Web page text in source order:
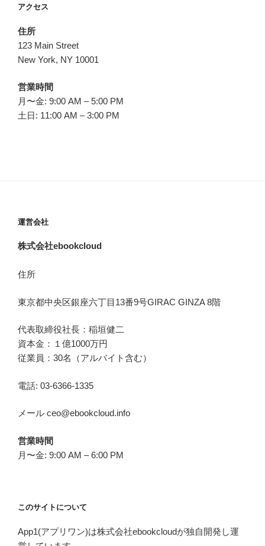
アクセス
住所
123 Main Street
New York, NY 10001
営業時間
月〜金: 9:00 AM – 5:00 PM
土日: 11:00 AM – 3:00 PM
運営会社
株式会社ebookcloud
住所
東京都中央区銀座六丁目 13番9号GIRAC GINZA 8階
代表取締役社長：稲垣健二
資本金：１億1000万円
従業員：30名（アルバイト含む）
電話: 03-6366-1335
メール ceo@ebookcloud.info
営業時間
月〜金: 9:00 AM – 6:00 PM
このサイトについて
App1(アプリワン)は株式会社ebookcloudが独自開発し運